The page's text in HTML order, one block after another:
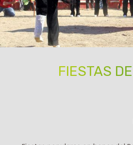
FIESTAS